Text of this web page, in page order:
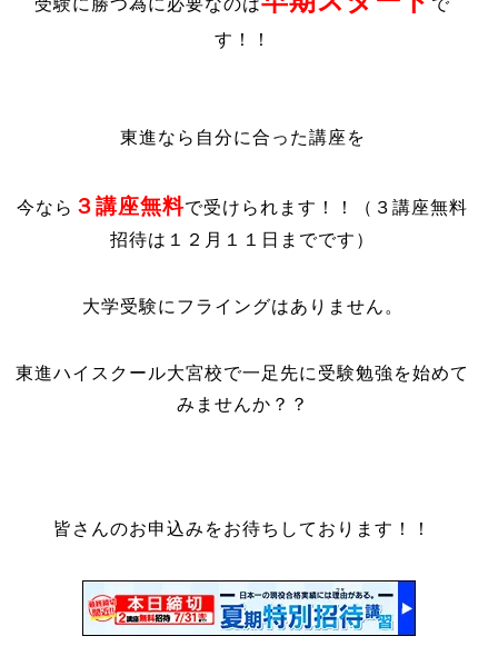
受験に勝つ為に必要なのは
で
す！！
東進なら自分に合った講座を
今なら ３講座無料で受けられます！！（３講座無料
招待は１２月１１日までです）
大学受験にフライングはありません。
東進ハイスクール大宮校で一足先に受験勉強を始めて
皆さんのお申込みをお待ちしております！！